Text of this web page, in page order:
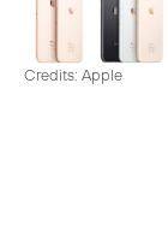
Credits: Apple